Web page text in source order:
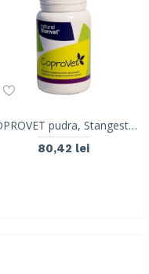
COPROVET pudra, Stangest, 50g
80,42 lei